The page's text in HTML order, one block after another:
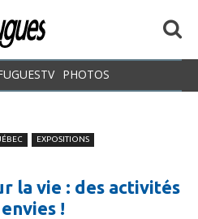
PHOTOS
EXPOSITIONS
la vie : des activités
!